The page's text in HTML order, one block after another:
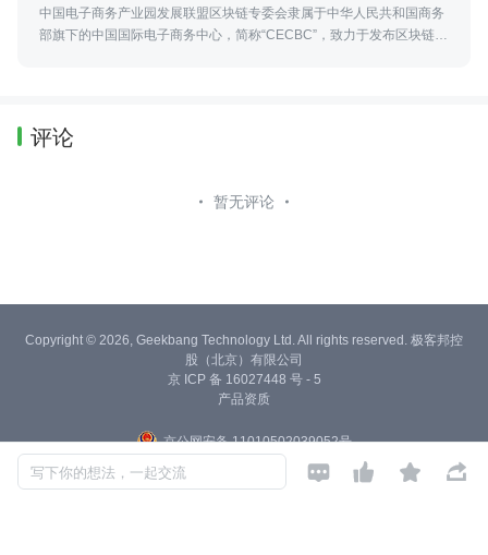
中国电子商务产业园发展联盟区块链专委会隶属于中华人民共和国商务
部旗下的中国国际电子商务中心，简称“CECBC”，致力于发布区块链领
评论
暂无评论
写下你的想法，一起交流    
Copyright © 2026, Geekbang Technology Ltd. All rights reserved. 极客邦控
股（北京）有限公司
京 ICP 备 16027448 号 - 5
产品资质
京公网安备 11010502039052号